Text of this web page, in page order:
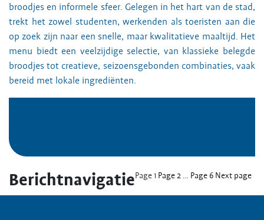
broodjes en informele sfeer. Gelegen in het hart van de stad,
trekt het zowel studenten, werkenden als toeristen aan die
op zoek zijn naar een snelle, maar kwalitatieve maaltijd. Het
menu biedt een veelzijdige selectie, van klassieke belegde
broodjes tot creatieve, seizoensgebonden combinaties, vaak
bereid met lokale ingrediënten.
BerichtnavigatiePage1 Page2 … Page 6 Next page